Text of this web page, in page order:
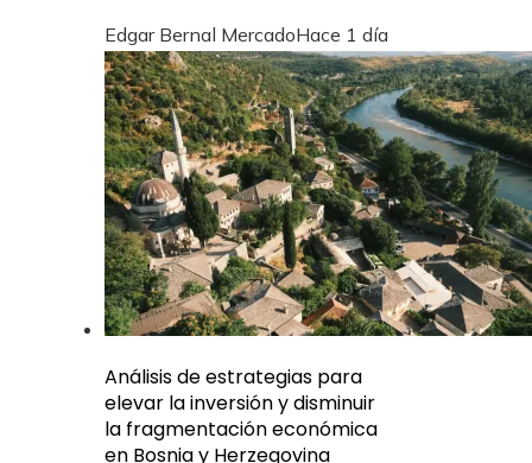
Edgar Bernal MercadoHace 1 día
Análisis de estrategias para
elevar la inversión y disminuir
la fragmentación económica
en Bosnia y Herzegovina